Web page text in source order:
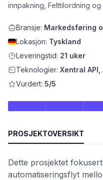
innpakning, Felttilordning
Bransje: Markedsføring
Lokasjon: Tyskland
Leveringstid: 21 uker
Teknologier: Xentral
Vurdert: 5/5
PROSJEKTOVERSIKT
Dette prosjektet
automatiseringsflyt